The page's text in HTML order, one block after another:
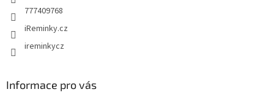
777409768
iReminky.cz
ireminkycz
Informace pro vás